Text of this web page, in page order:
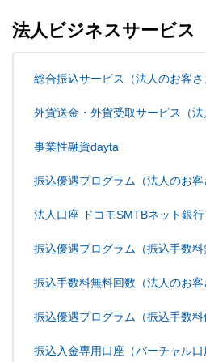
法人ビジネスサービス
総合振込サービス（法人のお客さ
外貨送金・外貨受取サービス（法
事業性融資dayta
振込優遇プログラム（法人のお客
法人口座 ドコモSMTBネット銀行
振込優遇プログラム（振込手数料
振込手数料無料回数（法人のお客
振込優遇プログラム（振込手数料
振込入金専用口座（バーチャル口